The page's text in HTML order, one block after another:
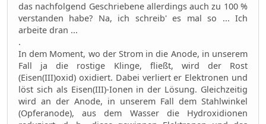
das nachfolgend Geschriebene allerdings auch zu 100 %
verstanden habe? Na, ich schreib' es mal so ... Ich
arbeite dran ...
.
In dem Moment, wo der Strom in die Anode, in unserem
Fall ja die rostige Klinge, fließt, wird der Rost
(Eisen(III)oxid) oxidiert. Dabei verliert er Elektronen und
löst sich als Eisen(III)-Ionen in der Lösung. Gleichzeitig
wird an der Anode, in unserem Fall dem Stahlwinkel
(Opferanode), aus dem Wasser die Hydroxidionen